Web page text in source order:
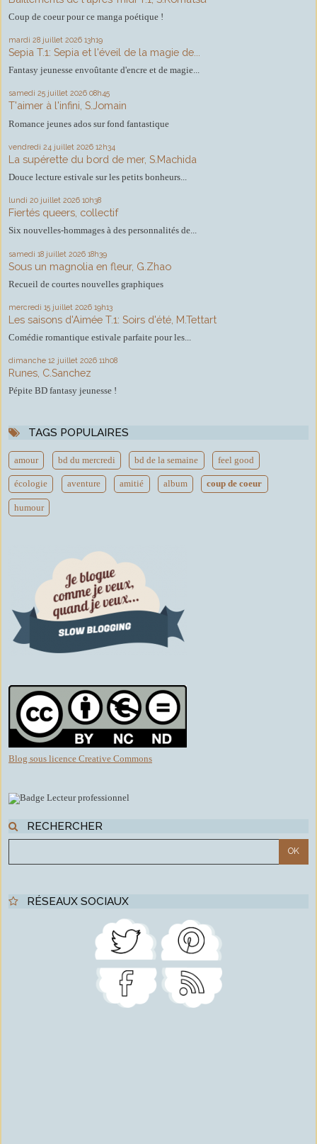
Coup de coeur pour ce manga poétique !
mardi 28 juillet 2026 13h19
Sepia T.1: Sepia et l'éveil de la magie de...
Fantasy jeunesse envoûtante d'encre et de magie...
samedi 25 juillet 2026 08h45
T'aimer à l'infini, S.Jomain
Romance jeunes ados sur fond fantastique
vendredi 24 juillet 2026 12h34
La supérette du bord de mer, S.Machida
Douce lecture estivale sur les petits bonheurs...
lundi 20 juillet 2026 10h38
Fiertés queers, collectif
Six nouvelles-hommages à des personnalités de...
samedi 18 juillet 2026 18h39
Sous un magnolia en fleur, G.Zhao
Recueil de courtes nouvelles graphiques
mercredi 15 juillet 2026 19h13
Les saisons d'Aimée T.1: Soirs d'été, M.Tettart
Comédie romantique estivale parfaite pour les...
dimanche 12 juillet 2026 11h08
Runes, C.Sanchez
Pépite BD fantasy jeunesse !
TAGS POPULAIRES
amour bd du mercredi bd de la semaine feel good
écologie aventure amitié album coup de coeur
humour
Blog sous licence Creative Commons
RECHERCHER
RÉSEAUX SOCIAUX